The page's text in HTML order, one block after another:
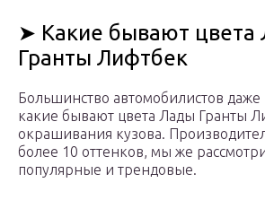
➤ Какие бывают цвета
Гранты Лифтбек
Большинство автомобилистов даже
какие бывают цвета Лады Гранты
окрашивания кузова.
более 10 оттенков, мы же
популярные и трендовые.